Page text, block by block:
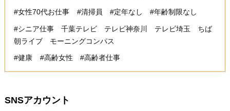
#女性70代お仕事 #清掃員 #定年なし #年齢制限なし
#シニア仕事 千葉テレビ テレビ神奈川 テレビ埼玉 ちば
朝ライブ モーニングコンパス
#健康 #高齢女性 #高齢者仕事
SNSアカウント